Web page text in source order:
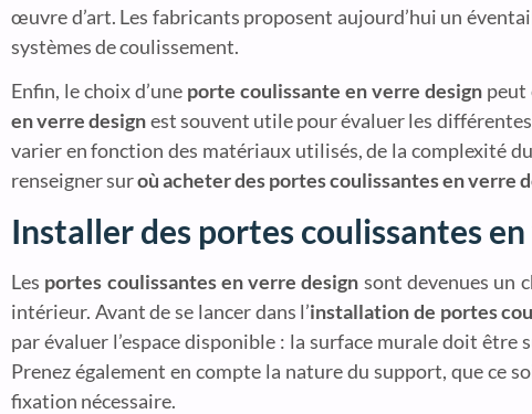
œuvre d’art. Les fabricants proposent aujourd’hui un
systèmes de coulissement.
Enfin, le choix d’une porte coulissante en verre design peut
en verre designest souvent utile pour évaluer les
varier en fonction des matériaux utilisés, de la complexité
renseigner suroù acheter des portes coulissantes en verre
Installer des portes coulissantes
Les portes coulissantes en verre design sont devenues un
intérieur. Avant de se lancer dans l’installation de portes
par évaluer l’espace disponible : la surface murale doit
Prenez également en compte la nature du support, que ce
fixation nécessaire.